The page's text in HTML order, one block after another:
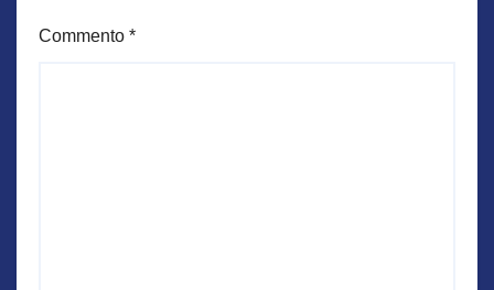
Commento *